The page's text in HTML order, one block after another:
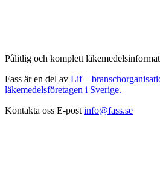
Pålitlig och komplett
Fass är en del av Lif –
läkemedelsföretagen i Sverige.
Kontakta oss E-post info@fass.se